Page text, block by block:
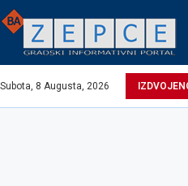
Subota, 8 Augusta, 2026